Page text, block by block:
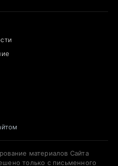
материалов Сайта
только с письменного